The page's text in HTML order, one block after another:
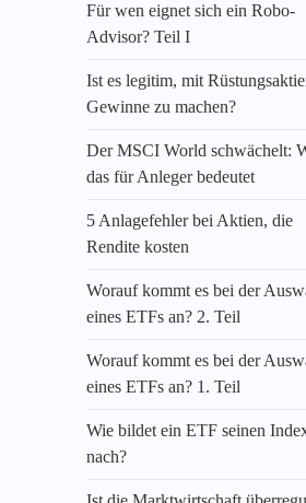
Für wen eignet sich ein Robo-
Advisor? Teil I
Ist es legitim, mit
Gewinne zu machen?
Der MSCI World schwächelt:
das für Anleger bedeutet
5 Anlagefehler bei Aktien, die
Rendite kosten
Worauf kommt es bei der
eines ETFs an? 2. Teil
Worauf kommt es bei der
eines ETFs an? 1. Teil
Wie bildet ein ETF seinen
nach?